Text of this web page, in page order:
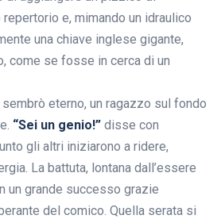
e, mimando un idraulico
una chiave inglese gigante,
come se fosse in cerca di un
eterno, un ragazzo sul fondo
“Sei un genio!” disse con
gli altri iniziarono a ridere,
La battuta, lontana dall’essere
un grande successo grazie
del comico. Quella serata si